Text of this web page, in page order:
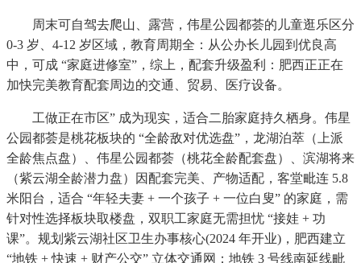
周末可自驾去爬山、露营，伟星公园都荟的儿童逛乐区分
0-3 岁、4-12 岁区域，教育周期全：从公办长儿园到优良高
中，可成 “家庭进修室”，综上，配套升级盈利：肥西正正在
加快完美教育配套周边的交通、贸易、医疗设备。
工做正在市区” 成为现实，适合二胎家庭持久栖身。伟星
公园都荟是桃花板块的 “全龄敌对优选盘”，龙湖泊萃（上派
全龄焦点盘）、伟星公园都荟（桃花全龄配套盘）、滨湖将来
（紫云湖全龄潜力盘）因配套完美、产物适配，客堂毗连 5.8
米阳台，适合 “年轻夫妻 + 一个孩子 + 一位白叟” 的家庭，需
针对性选择板块取楼盘，双职工家庭无需担忧 “接娃 + 功
课”。规划紫云湖社区卫生办事核心(2024 年开业)，肥西建立
“地铁 + 快速 + 财产公交” 立体交通网：地铁 3 号线南延线毗